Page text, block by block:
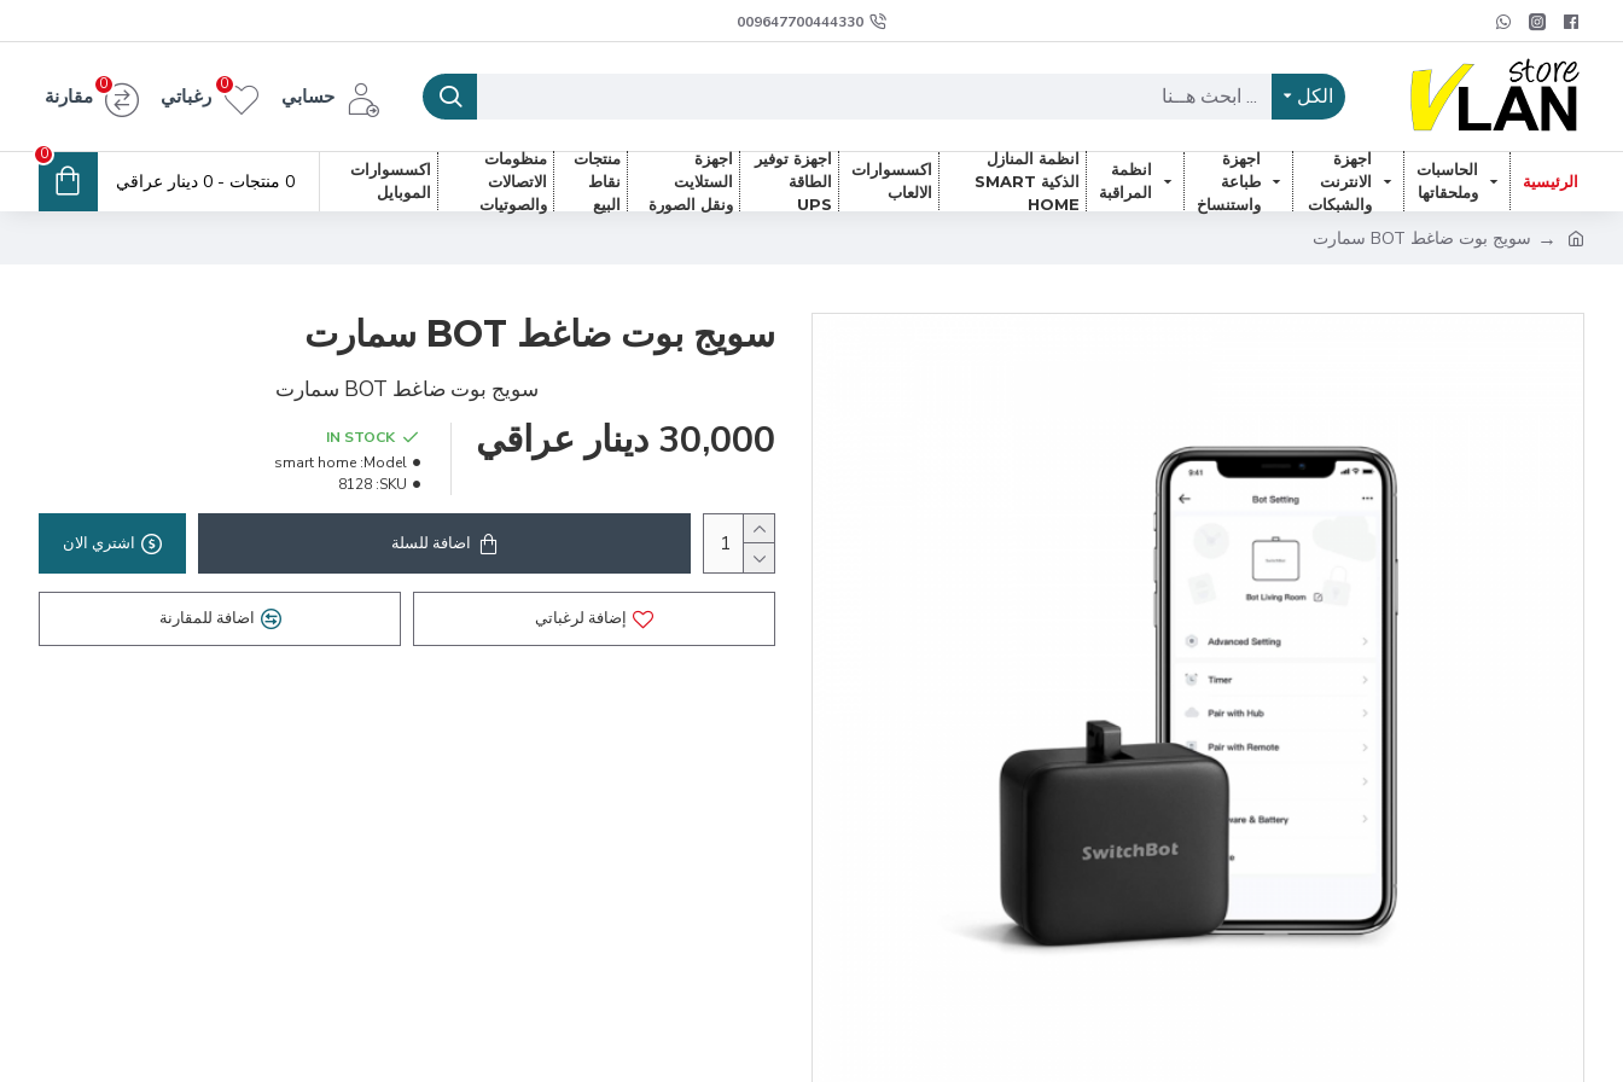
009647700444330
الكل حسابي رغباتي
0
مقارنة
0
الرئيسية
الحاسبات
وملحقاتها
اجهزة
الانترنت
والشبكات
اجهزة
طباعة
واستنساخ
انظمة
المراقبة
انظمة المنازل
الذكية SMART
HOME
اكسسوارات
الالعاب
اجهزة توفير
الطاقة
UPS
اجهزة
الستلايت
ونقل الصورة
منتجات
نقاط
البيع
منظومات
الاتصالات
والصوتيات
اكسسوارات
الموبايل
0 منتجات - 0 دينار عراقي
0
سويج بوت ضاغط BOT سمارت
سويج بوت ضاغط BOT سمارت
سويج بوت ضاغط BOT سمارت
30,000 دينار عراقي
IN STOCK
Model:
smart home
SKU:
8128
اضافة للسلة اشتري الان
إضافة لرغباتي اضافة للمقارنة